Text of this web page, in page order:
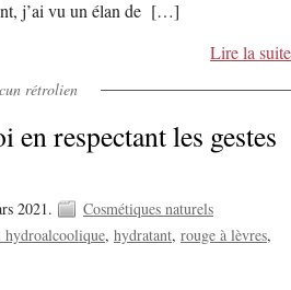
j’ai vu un élan de […]
Lire la suite
rétrolien
en respectant les gestes
2021.
Cosmétiques naturels
hydroalcoolique hydratant rouge à lèvres